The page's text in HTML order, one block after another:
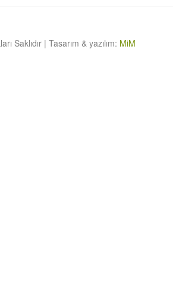
Saklıdır | Tasarım & yazılım: MiM